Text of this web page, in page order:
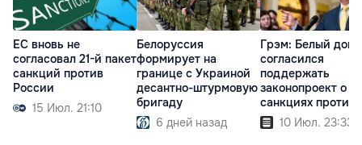
ЕС вновь не
согласовал 21-й пакет
санкций против
России
15 Июл. 21:10
Белоруссия
формирует на
границе с Украиной
десантно-штурмовую
бригаду
6 дней назад
Грэм: Белый дом
согласился
поддержать
законопроект о
санкциях против
России10 Июл. 23:33